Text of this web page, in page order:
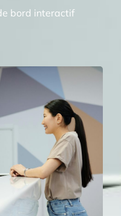
bord interactif